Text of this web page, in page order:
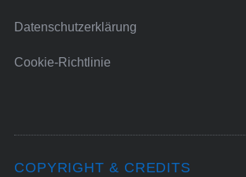
Datenschutzerklärung
Cookie-Richtlinie
COPYRIGHT & CREDITS